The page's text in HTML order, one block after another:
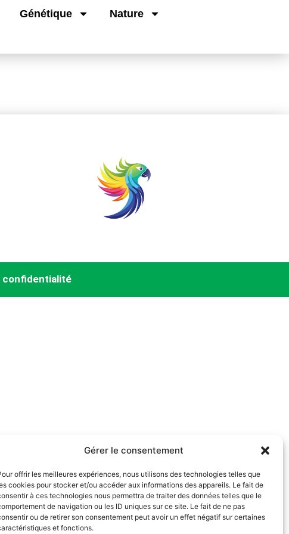
Gérer le consentement
offrir les meilleures expériences, nous utilisons des technologies telles que
cookies pour stocker et/ou accéder aux informations des appareils. Le fait de
à ces technologies nous permettra de traiter des données telles que le
de navigation ou les ID uniques sur ce site. Le fait de ne pas
ou de retirer son consentement peut avoir un effet négatif sur certaines
et fonctions.
Génétique Nature
confidentialité